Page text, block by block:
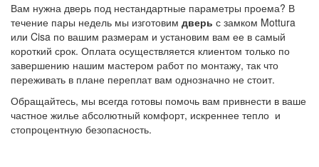
Вам нужна дверь под нестандартные параметры проема? В
течение пары недель мы изготовим дверь с замком Mottura
или Cisa по вашим размерам и установим вам ее в самый
короткий срок. Оплата осуществляется клиентом только по
завершению нашим мастером работ по монтажу, так что
переживать в плане переплат вам однозначно не стоит.
Обращайтесь, мы всегда готовы помочь вам привнести в ваше
частное жилье абсолютный комфорт, искреннее тепло и
стопроцентную безопасность.